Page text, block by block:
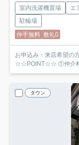
室内洗濯機置場 エ
駐輪場
仲手無料 敷礼0
お申込み・来店希望の
☆☆POINT☆☆ ①仲介料
タウン